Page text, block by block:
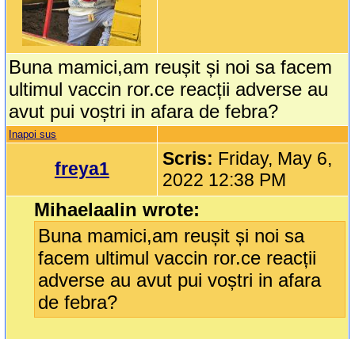
Buna mamici,am reușit și noi sa facem
ultimul vaccin ror.ce reacții adverse au
avut pui voștri in afara de febra?
Inapoi sus
freya1 Scris: Friday, May 6,
2022 12:38 PM
Mihaelaalin wrote:
Buna mamici,am reușit și noi sa
facem ultimul vaccin ror.ce reacții
adverse au avut pui voștri in afara
de febra?